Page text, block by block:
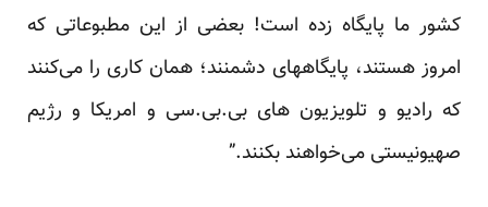
کشور ما پایگاه زده است! بعضی از این مطبوعاتی که
امروز هستند، پایگاههای دشمنند؛ همان کاری را می‌کنند
که رادیو و تلویزیون های بی.بی.سی و امریکا و رژیم
صهیونیستی می‌خواهند بکنند.”